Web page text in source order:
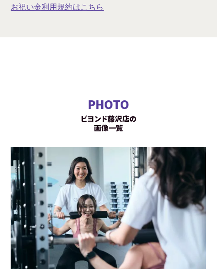
お祝い金利用規約はこちら
PHOTO
ビヨンド藤沢店の
画像一覧